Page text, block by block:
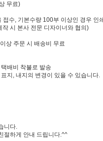
무료)
수, 기본수량 100부 이상인 경우 인
시 본사 전문 디자이너와 협의)
상 주문 시 배송비 무료
배비 착불로 발송
지, 내지의 변경이 있을 수 있습니다.
니다.
절하게 안내 드립니다.^^